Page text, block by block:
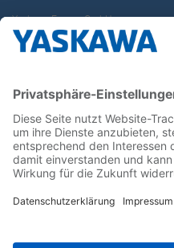
Yaskawa Europe GmbH
Karriere
Newsletter
Follow us on...